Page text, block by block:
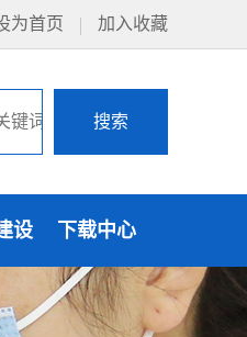
为首页 加入收藏
设
物馆
下载中心